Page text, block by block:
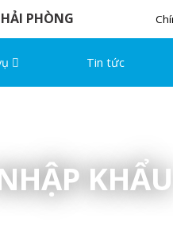
PHÒNG
Tin tức
KHẨU